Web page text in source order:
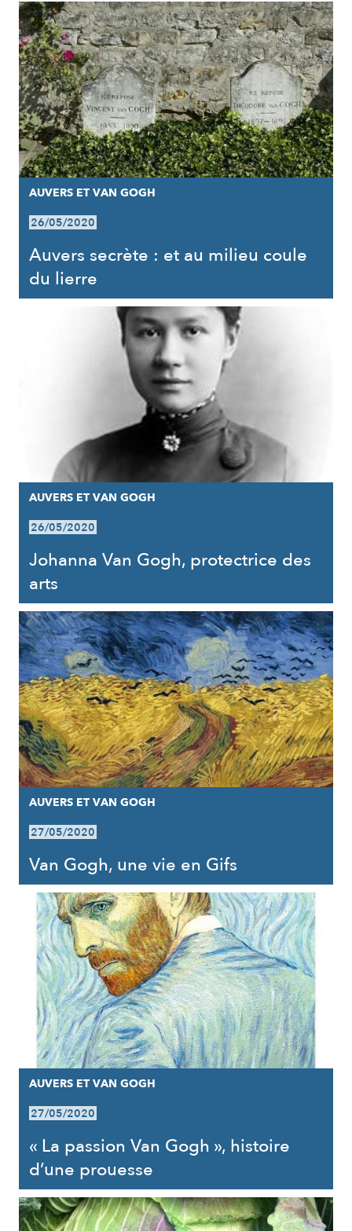
RÉSULTATS
AUVERS ET VAN GOGH
26/05/2020
Auvers secrète : et au milieu coule
du lierre
AUVERS ET VAN GOGH
26/05/2020
Johanna Van Gogh, protectrice des
arts
AUVERS ET VAN GOGH
27/05/2020
Van Gogh, une vie en Gifs
AUVERS ET VAN GOGH
27/05/2020
« La passion Van Gogh », histoire
d’une prouesse